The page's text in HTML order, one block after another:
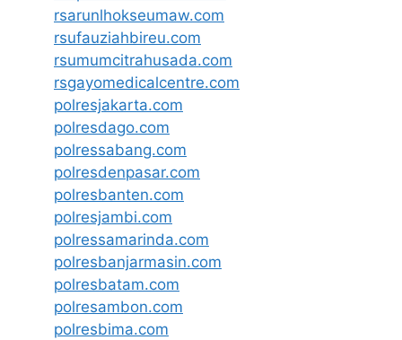
rsarunlhokseumaw.com
rsufauziahbireu.com
rsumumcitrahusada.com
rsgayomedicalcentre.com
polresjakarta.com
polresdago.com
polressabang.com
polresdenpasar.com
polresbanten.com
polresjambi.com
polressamarinda.com
polresbanjarmasin.com
polresbatam.com
polresambon.com
polresbima.com